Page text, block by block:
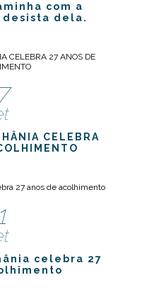
com a
dela.
CELEBRA
celebra 27